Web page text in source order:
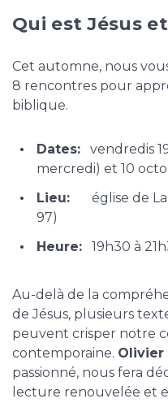
Qui est Jésus
Cet automne, nous
8 rencontres pour
biblique.
Dates: vendredis
mercredi) et 10
Lieu:
église de
97)
Heure: 19h30 à
Au-delà de la
de Jésus, plusieurs
peuvent crisper notre
contemporaine. Olivier
passionné, nous fera
lecture renouvelée et